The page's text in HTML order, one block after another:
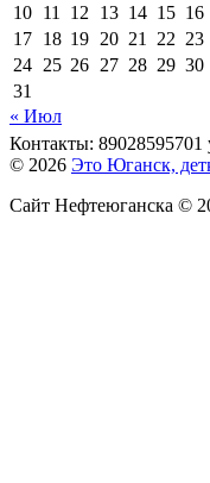
10 11 12 13 14 15 16
17 18 19 20 21 22 23
24 25 26 27 28 29 30
31
« Июл
Контакты: 89028595701
© 2026 Это Юганск,
Сайт Нефтеюганска ©